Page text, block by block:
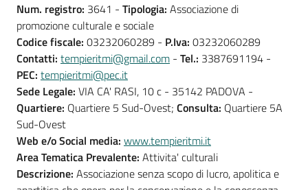
Num. registro: 3641 - Tipologia: Associazione di
promozione culturale e sociale
Codice fiscale: 03232060289 - P.Iva: 03232060289
Contatti: tempieritmi@gmail.com - Tel.: 3387691194 -
PEC: tempieritmi@pec.it
Sede Legale: VIA CA' RASI, 10 c - 35142 PADOVA -
Quartiere: Quartiere 5 Sud-Ovest; Consulta: Quartiere 5A
Sud-Ovest
Web e/o Social media: www.tempieritmi.it
Area Tematica Prevalente: Attivita' culturali
Descrizione: Associazione senza scopo di lucro, apolitica e